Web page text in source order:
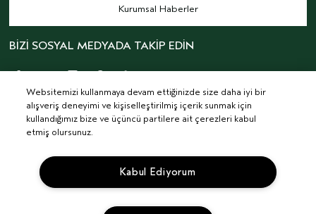
Kurumsal Haberler
BİZİ SOSYAL MEDYADA TAKİP EDİN
© AVEDA CORP.ŞARTLAR & KOŞULLARGIZLILIK POLITIKASI
İLGI ALANINA DAYALI REKLAMLARKVKK AYDINLATMA METNİ
TEDARIKÇI İLIŞKILERKARIYERSITE ÇEREZLERINI YÖNET
Websitemizi kullanmaya devam ettiğinizde size daha iyi bir
alışveriş deneyimi ve kişiselleştirilmiş içerik sunmak için
kullandığımız bize ve üçüncü partilere ait çerezleri kabul
etmiş olursunuz.
Kabul Ediyorum